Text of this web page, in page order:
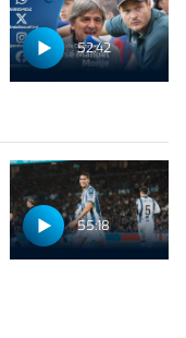
52:42
55:18